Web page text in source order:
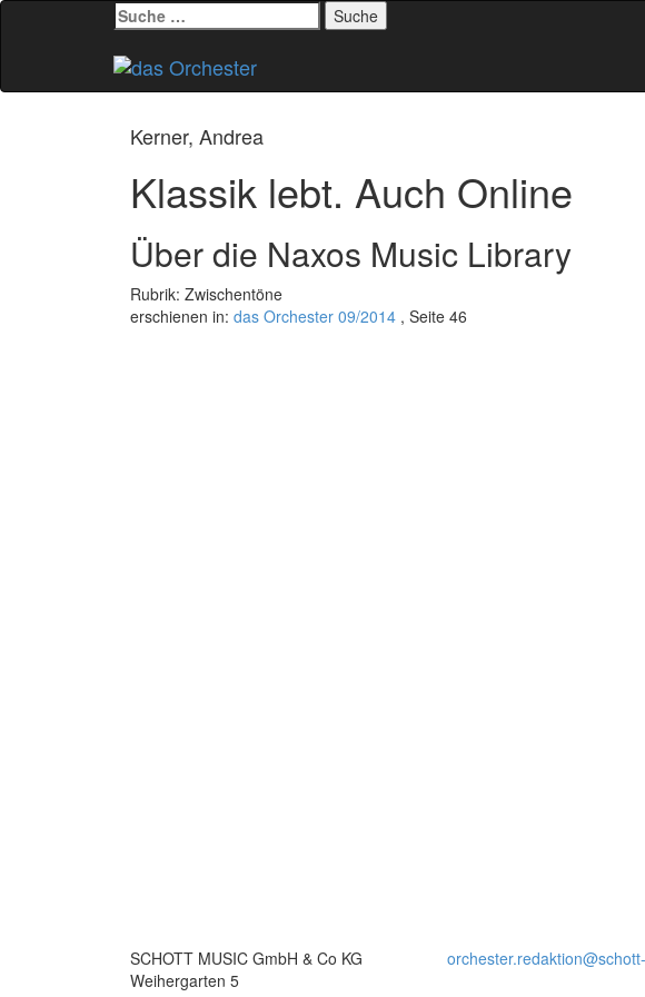
Suche
nach:
springen
Kerner, Andrea
Klassik lebt. Auch Online
Über die Naxos Music Library
Rubrik: Zwischentöne
erschienen in: das Orchester 09/2014 , Seite 46
SCHOTT MUSIC GmbH & Co KG
Weihergarten 5